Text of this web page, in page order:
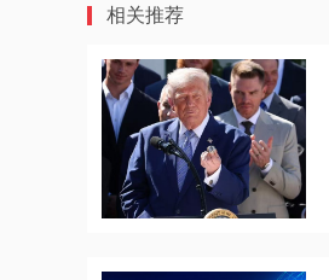
相关推荐